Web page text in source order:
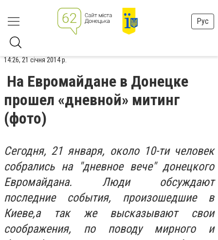
Рус
14:26, 21 січня 2014 р.
На Евромайдане в Донецке
прошел «дневной» митинг
(фото)
Сегодня, 21 января, около 10-ти человек
собрались на "дневное вече" донецкого
Евромайдана. Люди обсуждают
последние события, произошедшие в
Киеве,а так же высказывают свои
соображения, по поводу мирного и